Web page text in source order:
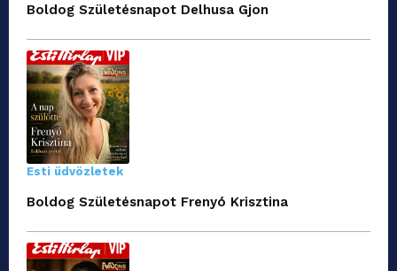
Boldog Születésnapot Delhusa Gjon
Esti üdvözletek
Boldog Születésnapot Frenyó Krisztina